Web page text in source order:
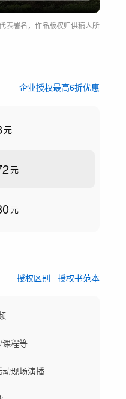
表署名，作品版权归供稿人所
企业授权最高6折优惠
元
元
元
授权区别 授权书范本
程等
现场演播